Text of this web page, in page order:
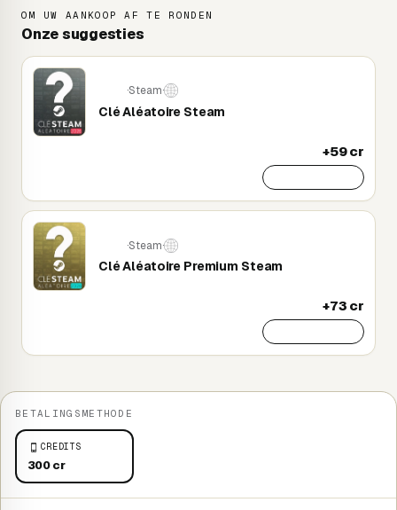
OM UW AANKOOP AF TE RONDEN
Onze suggesties
·Steam·
Clé Aléatoire Steam
+59 cr
·Steam·
Clé Aléatoire Premium Steam
+73 cr
BETALINGSMETHODE
CREDITS
300 cr